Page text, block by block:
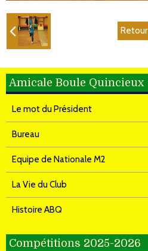
Retour
Amicale Boule Quincieux
Le mot du Président
Bureau
Equipe de Nationale M2
La Vie du Club
Histoire ABQ
Compétitions 2025-2026